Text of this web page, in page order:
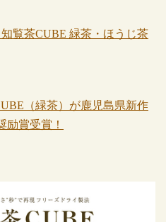
知覧茶CUBE 緑茶・ほうじ茶
（緑茶）が鹿児島県新作
励賞受賞！